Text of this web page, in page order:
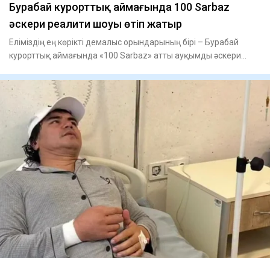
Бурабай курорттық аймағында 100 Sarbaz
әскери реалити шоуы өтіп жатыр
Еліміздің ең көрікті демалыс орындарының бірі – Бурабай
курорттық аймағында «100 Sarbaz» атты ауқымды әскери